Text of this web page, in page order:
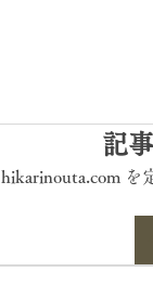
記
hikarinouta.com を